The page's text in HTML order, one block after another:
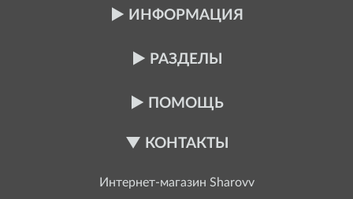
ИНФОРМАЦИЯ
РАЗДЕЛЫ
ПОМОЩЬ
КОНТАКТЫ
Интернет-магазин Sharovv